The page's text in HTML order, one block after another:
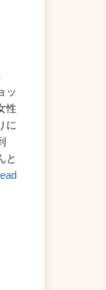
ッ
性
に
と